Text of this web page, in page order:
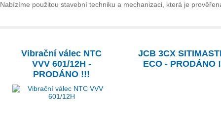
Nabízíme použitou stavební techniku a mechanizaci, která je
Vibrační válec NTC
VVV 601/12H -
PRODÁNO !!!
JCB 3CX
ECO - PRODÁNO